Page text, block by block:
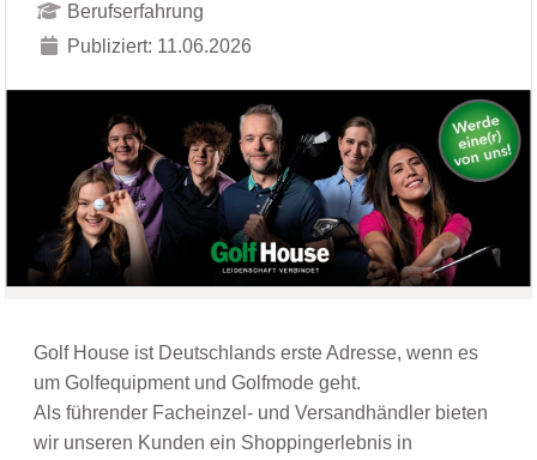
Berufserfahrung
Publiziert: 11.06.2026
Golf House ist Deutschlands erste Adresse, wenn es
um Golfequipment und Golfmode geht.
Als führender Facheinzel- und Versandhändler bieten
wir unseren Kunden ein Shoppingerlebnis in